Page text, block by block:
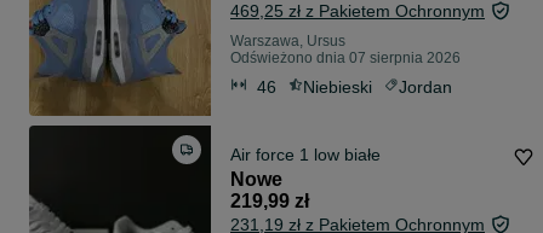
469,25 zł z Pakietem Ochronnym
Warszawa, Ursus
Odświeżono dnia 07 sierpnia 2026
46 Niebieski Jordan
Air force 1 low białe
Nowe
219,99 zł
231,19 zł z Pakietem Ochronnym